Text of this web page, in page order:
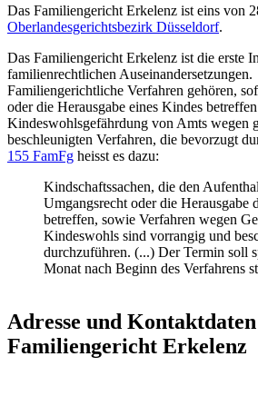
Das Familiengericht Erkelenz ist eins von
Oberlandesgerichtsbezirk Düsseldorf.
Das Familiengericht Erkelenz ist die erste
familienrechtlichen Auseinandersetzungen.
Familiengerichtliche Verfahren gehören,
oder die Herausgabe eines Kindes
Kindeswohlsgefährdung von Amts wegen
beschleunigten Verfahren, die bevorzugt
155 FamFg heisst es dazu:
Kindschaftssachen, die den
Umgangsrecht oder die Herausgabe
betreffen, sowie Verfahren wegen
Kindeswohls sind vorrangig und
durchzuführen. (...) Der Termin soll
Monat nach Beginn des Verfahrens
Adresse und Kontaktdaten
Familiengericht Erkelenz